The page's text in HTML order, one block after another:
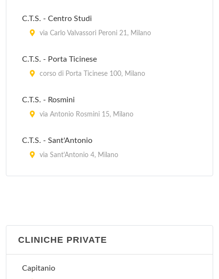
C.T.S. - Centro Studi
via Carlo Valvassori Peroni 21, Milano
C.T.S. - Porta Ticinese
corso di Porta Ticinese 100, Milano
C.T.S. - Rosmini
via Antonio Rosmini 15, Milano
C.T.S. - Sant'Antonio
via Sant'Antonio 4, Milano
CLINICHE PRIVATE
Capitanio